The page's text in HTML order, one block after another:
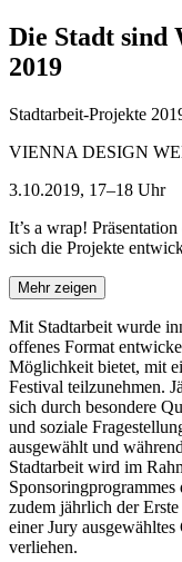
Die Stadt
2019
Stadtarbeit-Projekte
VIENNA DESIGN
3.10.2019, 17–18 Uhr
It’s a wrap!
sich die Projekte
Mehr zeigen
Mit Stadtarbeit wurde
offenes Format
Möglichkeit bietet, mit
Festival teilzunehmen.
sich durch besondere
und soziale
ausgewählt und
Stadtarbeit wird im
zudem jährlich der
einer Jury
verliehen.